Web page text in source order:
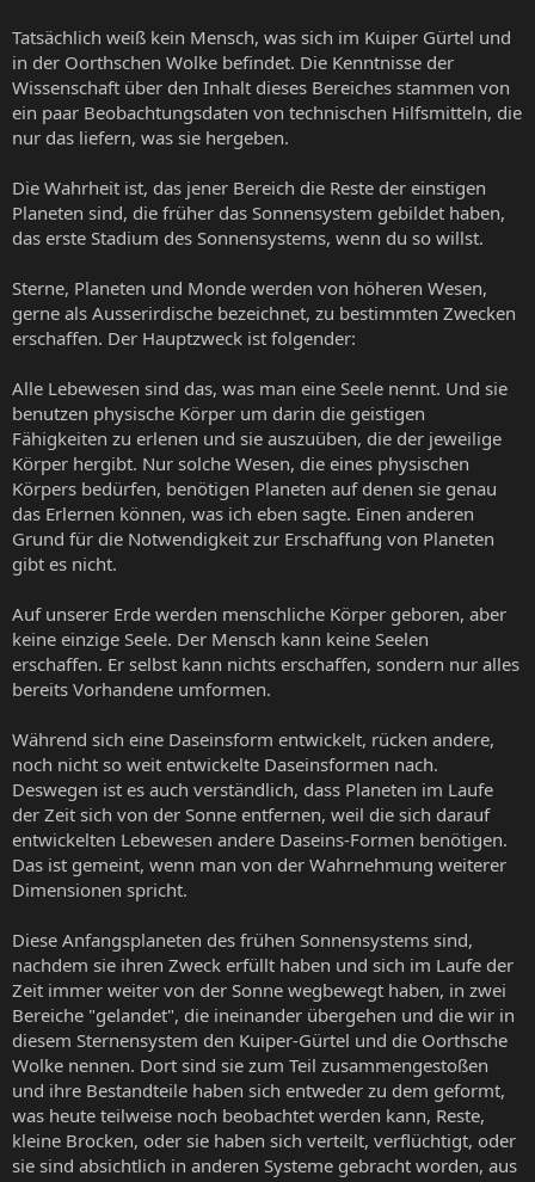
Tatsächlich weiß kein Mensch, was sich im Kuiper Gürtel und
in der Oorthschen Wolke befindet. Die Kenntnisse der
Wissenschaft über den Inhalt dieses Bereiches stammen von
ein paar Beobachtungsdaten von technischen Hilfsmitteln, die
nur das liefern, was sie hergeben.
Die Wahrheit ist, das jener Bereich die Reste der einstigen
Planeten sind, die früher das Sonnensystem gebildet haben,
das erste Stadium des Sonnensystems, wenn du so willst.
Sterne, Planeten und Monde werden von höheren Wesen,
gerne als Ausserirdische bezeichnet, zu bestimmten Zwecken
erschaffen. Der Hauptzweck ist folgender:
Alle Lebewesen sind das, was man eine Seele nennt. Und sie
benutzen physische Körper um darin die geistigen
Fähigkeiten zu erlenen und sie auszuüben, die der jeweilige
Körper hergibt. Nur solche Wesen, die eines physischen
Körpers bedürfen, benötigen Planeten auf denen sie genau
das Erlernen können, was ich eben sagte. Einen anderen
Grund für die Notwendigkeit zur Erschaffung von Planeten
gibt es nicht.
Auf unserer Erde werden menschliche Körper geboren, aber
keine einzige Seele. Der Mensch kann keine Seelen
erschaffen. Er selbst kann nichts erschaffen, sondern nur alles
bereits Vorhandene umformen.
Während sich eine Daseinsform entwickelt, rücken andere,
noch nicht so weit entwickelte Daseinsformen nach.
Deswegen ist es auch verständlich, dass Planeten im Laufe
der Zeit sich von der Sonne entfernen, weil die sich darauf
entwickelten Lebewesen andere Daseins-Formen benötigen.
Das ist gemeint, wenn man von der Wahrnehmung weiterer
Dimensionen spricht.
Diese Anfangsplaneten des frühen Sonnensystems sind,
nachdem sie ihren Zweck erfüllt haben und sich im Laufe der
Zeit immer weiter von der Sonne wegbewegt haben, in zwei
Bereiche "gelandet", die ineinander übergehen und die wir in
diesem Sternensystem den Kuiper-Gürtel und die Oorthsche
Wolke nennen. Dort sind sie zum Teil zusammengestoßen
und ihre Bestandteile haben sich entweder zu dem geformt,
was heute teilweise noch beobachtet werden kann, Reste,
kleine Brocken, oder sie haben sich verteilt, verflüchtigt, oder
sie sind absichtlich in anderen Systeme gebracht worden, aus